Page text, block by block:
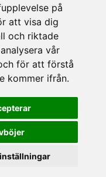
på
att visa dig
och riktade
vår
för att förstå
kommer ifrån.
Hom ▪ Kilner ▪
de Vie ▪ Mason
Kengsington ▪
Style de Vie ▪
för våra
till oss på